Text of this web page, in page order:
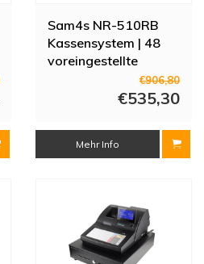
Sam4s NR-510RB
Kassensystem | 48
voreingestellte
Tasten | 400 x 450 x
€906,80
€535,30
Mehr Info